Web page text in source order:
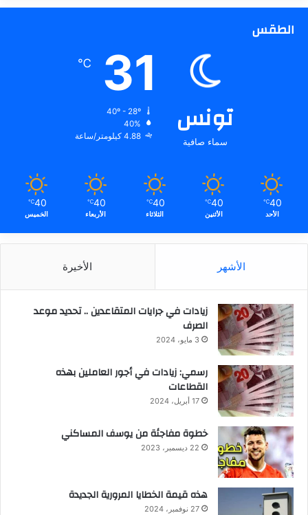
الطقس
تونس
سماء صافية
31
℃
40%
4.88 كيلومتر/ساعة
40
℃
الأحد
40
℃
الأثنين
40
℃
الثلاثاء
40
℃
الأربعاء
40
℃
الخميس
الأشهر الأخيرة
زيادات في جرايات المتقاعدين .. تحديد موعد
الصرف
3 مايو، 2024
رسمي: زيادات في أجور العاملين بهذه
القطاعات
17 أبريل، 2024
خطوة مفاجئة من يوسف المساكني
22 ديسمبر، 2023
هذه قيمة الخطايا المرورية الجديدة
27 نوفمبر، 2024